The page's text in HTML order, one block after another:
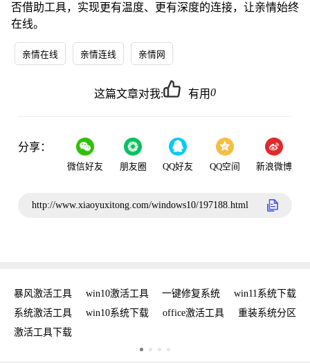
否借助工具，实现更有温度、更有深度的连接，让亲情始终
在线。
亲情在线 亲情连线 亲情网
这篇文章对我: 有用0
分享：
微信好友 朋友圈 QQ好友 QQ空间 新浪微博
http://www.xiaoyuxitong.com/windows10/197188.html
暴风激活工具 win10激活工具 一键修复系统
win11系统下载
系统激活工具
win10系统下载 office激活工具
重装系统分区
激活工具下载